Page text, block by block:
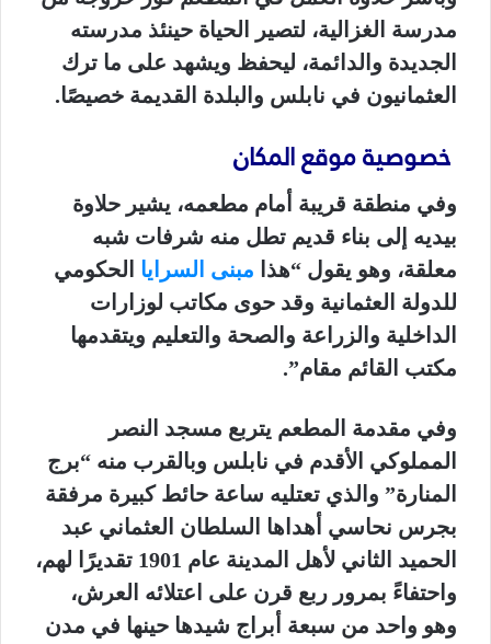
مدرسة الغزالية، لتصير الحياة حينئذ مدرسته
الجديدة والدائمة، ليحفظ ويشهد على ما ترك
العثمانيون في نابلس والبلدة القديمة خصيصًا.
خصوصية موقع المكان
وفي منطقة قريبة أمام مطعمه، يشير حلاوة
بيديه إلى بناء قديم تطل منه شرفات شبه
معلقة، وهو يقول “هذا مبنى السرايا الحكومي
للدولة العثمانية وقد حوى مكاتب لوزارات
الداخلية والزراعة والصحة والتعليم ويتقدمها
مكتب القائم مقام”.
وفي مقدمة المطعم يتربع مسجد النصر
المملوكي الأقدم في نابلس وبالقرب منه “برج
المنارة” والذي تعتليه ساعة حائط كبيرة مرفقة
بجرس نحاسي أهداها السلطان العثماني عبد
الحميد الثاني لأهل المدينة عام 1901 تقديرًا لهم،
واحتفاءً بمرور ربع قرن على اعتلائه العرش،
وهو واحد من سبعة أبراج شيدها حينها في مدن